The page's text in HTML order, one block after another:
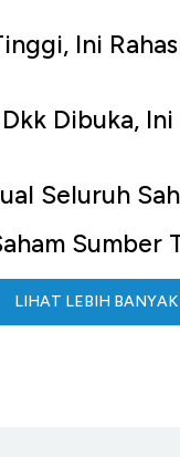
Ini
Dibuka,
Seluruh
Sumber
LIHAT LEBIH BANYAK